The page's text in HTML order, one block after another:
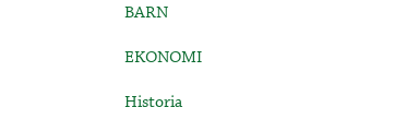
BARN
EKONOMI
Historia